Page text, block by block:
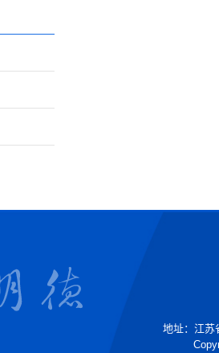
地址：江苏